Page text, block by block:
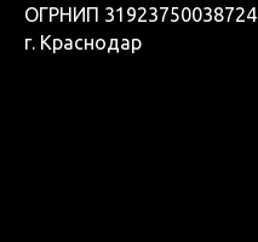
ОГРНИП
г. Краснодар